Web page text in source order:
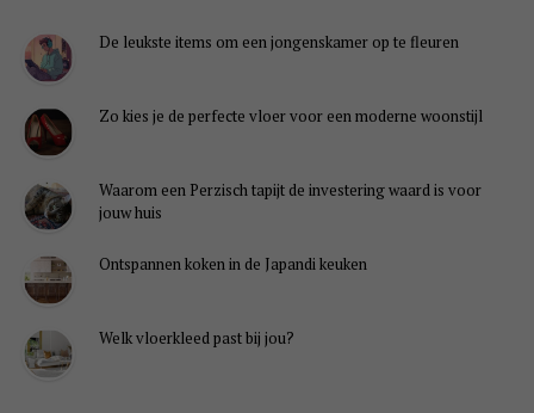
De leukste items om een jongenskamer op te fleuren
Zo kies je de perfecte vloer voor een moderne woonstijl
Waarom een Perzisch tapijt de investering waard is voor
jouw huis
Ontspannen koken in de Japandi keuken
Welk vloerkleed past bij jou?